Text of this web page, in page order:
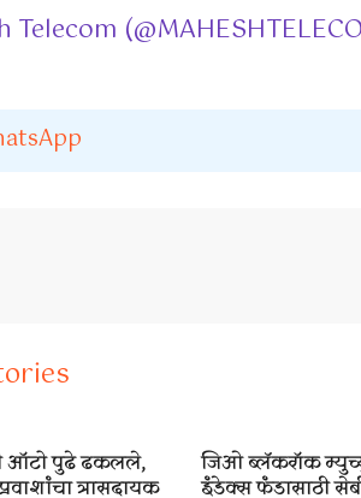
Telecom
ऑटो पुढे ढकलले,
त्रासदायक
जिओ ब्लॅकरॉक
इंडेक्स फंडासाठी सेबी